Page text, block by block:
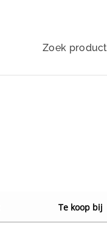
Zoek product
Te koop bij